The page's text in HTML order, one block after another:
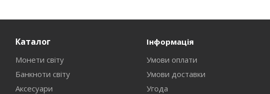
Каталог
Монети світу
Банкноти світу
Аксесуари
Інформація
Умови оплати
Умови доставки
Угода